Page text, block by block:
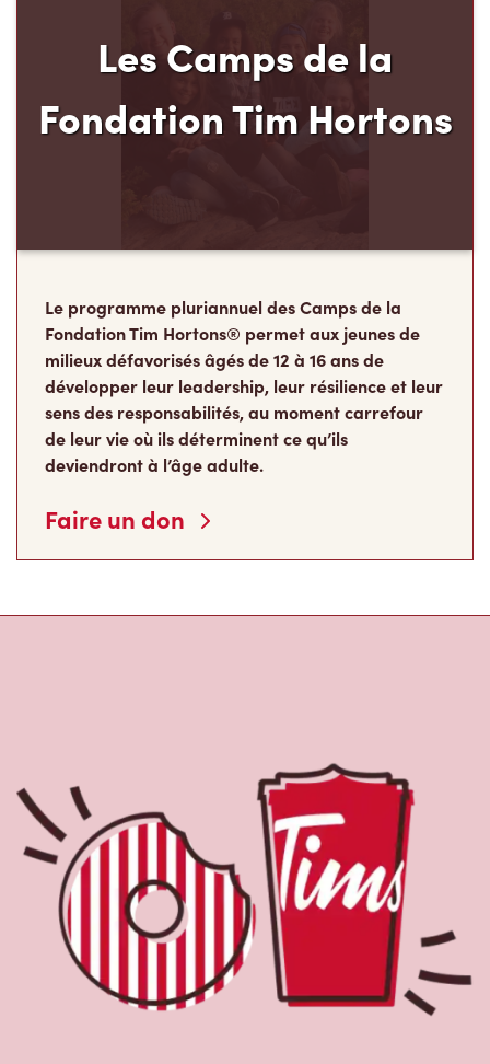
Les Camps de la
Fondation Tim Hortons
Le programme pluriannuel des Camps de la
Fondation Tim Hortons® permet aux jeunes de
milieux défavorisés âgés de 12 à 16 ans de
développer leur leadership, leur résilience et leur
sens des responsabilités, au moment carrefour
de leur vie où ils déterminent ce qu’ils
deviendront à l’âge adulte.
Faire un don